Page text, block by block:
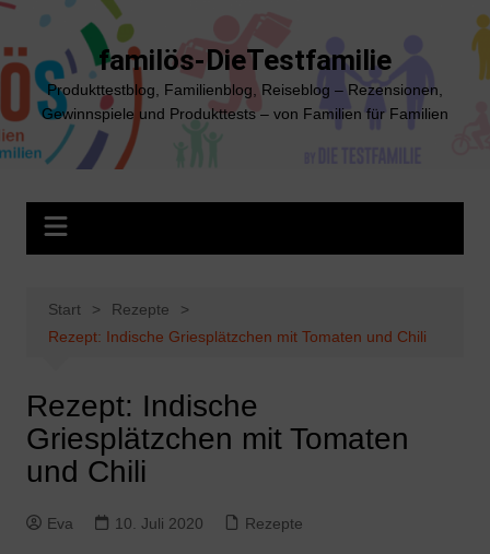
Zum
springen
familös-DieTestfamilie
Produkttestblog, Familienblog, Reiseblog – Rezensionen,
Gewinnspiele und Produkttests – von Familien für Familien
Start
Rezepte
Rezept: Indische Griesplätzchen mit Tomaten und Chili
Rezept: Indische
Griesplätzchen mit Tomaten
und Chili
Eva 10. Juli 2020 Rezepte